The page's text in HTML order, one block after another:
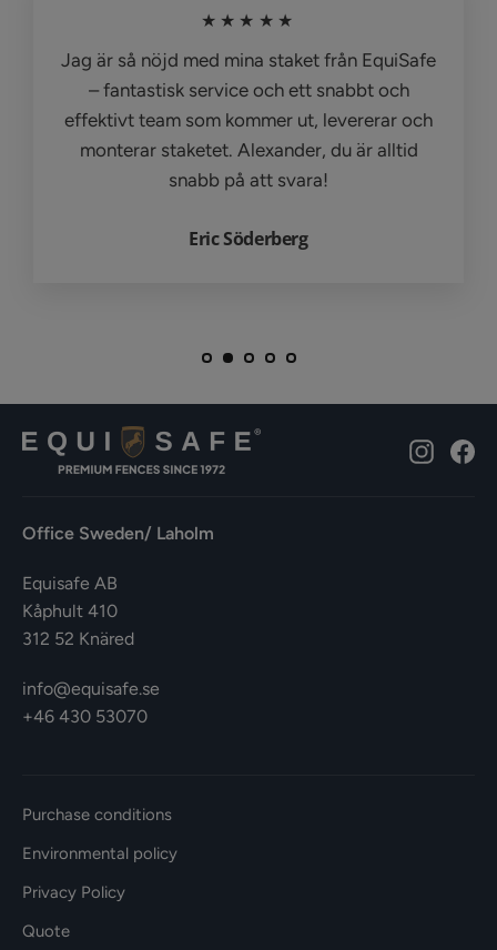
★★★★★
Jag är så nöjd med mina staket från EquiSafe
– fantastisk service och ett snabbt och
effektivt team som kommer ut, levererar och
monterar staketet. Alexander, du är alltid
snabb på att svara!
Eric Söderberg
Office Sweden/ Laholm
Equisafe AB
Kåphult 410
312 52 Knäred
info@equisafe.se
+46 430 53070
Purchase conditions
Environmental policy
Privacy Policy
Quote